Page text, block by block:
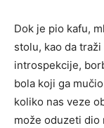
Dok je pio kafu,
stolu, kao da
introspekcije,
bola koji ga
koliko nas veze
može oduzeti dio